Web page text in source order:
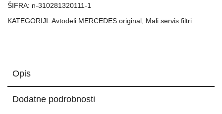
ŠIFRA: n-310281320111-1
KATEGORIJI: Avtodeli MERCEDES original Mali servis filtri
Opis
Dodatne podrobnosti